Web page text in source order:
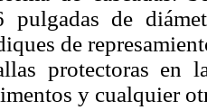
pulgadas de
de
protectoras en
y cualquier